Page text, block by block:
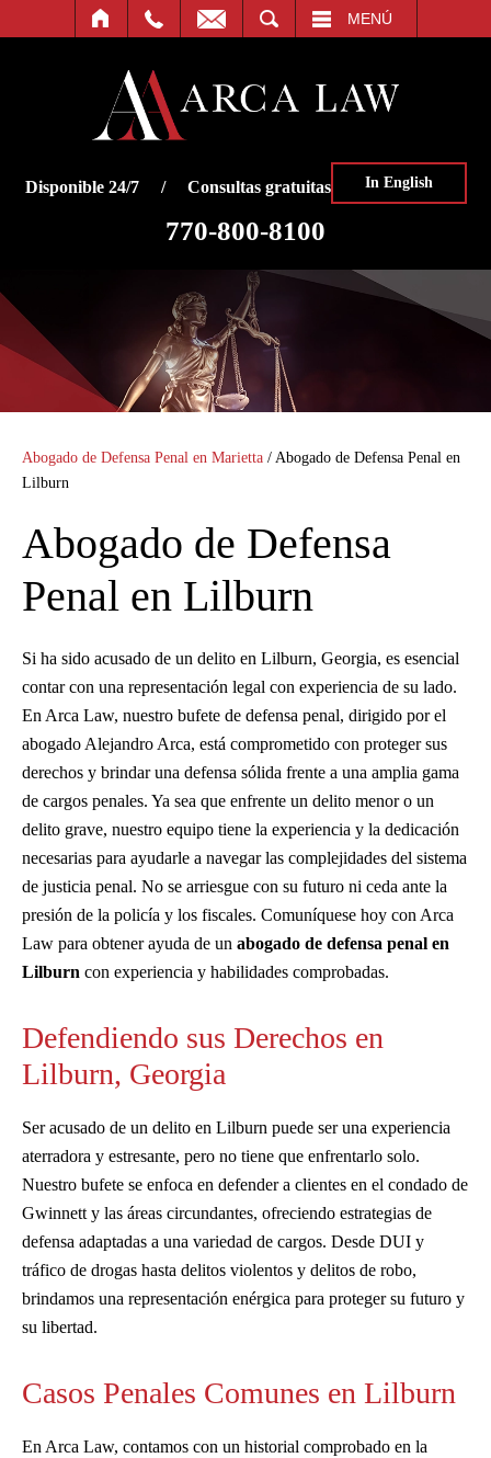
MENÚ
Disponible 24/7 / Consultas gratuitas In English
770-800-8100
Abogado de Defensa Penal en Marietta / Abogado de Defensa Penal en
Lilburn
Abogado de Defensa
Penal en Lilburn
Si ha sido acusado de un delito en Lilburn, Georgia, es esencial
contar con una representación legal con experiencia de su lado.
En Arca Law, nuestro bufete de defensa penal, dirigido por el
abogado Alejandro Arca, está comprometido con proteger sus
derechos y brindar una defensa sólida frente a una amplia gama
de cargos penales. Ya sea que enfrente un delito menor o un
delito grave, nuestro equipo tiene la experiencia y la dedicación
necesarias para ayudarle a navegar las complejidades del sistema
de justicia penal. No se arriesgue con su futuro ni ceda ante la
presión de la policía y los fiscales. Comuníquese hoy con Arca
Law para obtener ayuda de un abogado de defensa penal en
Lilburn con experiencia y habilidades comprobadas.
Defendiendo sus Derechos en
Lilburn, Georgia
Ser acusado de un delito en Lilburn puede ser una experiencia
aterradora y estresante, pero no tiene que enfrentarlo solo.
Nuestro bufete se enfoca en defender a clientes en el condado de
Gwinnett y las áreas circundantes, ofreciendo estrategias de
defensa adaptadas a una variedad de cargos. Desde DUI y
tráfico de drogas hasta delitos violentos y delitos de robo,
brindamos una representación enérgica para proteger su futuro y
su libertad.
Casos Penales Comunes en Lilburn
En Arca Law, contamos con un historial comprobado en la